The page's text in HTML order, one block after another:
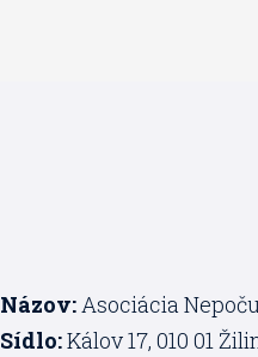
Názov:Asociácia
Sídlo:Kálov 17, 010 01